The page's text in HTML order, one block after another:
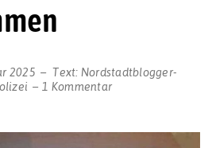
2025 Text: Nordstadtblogger-
1 Kommentarzu